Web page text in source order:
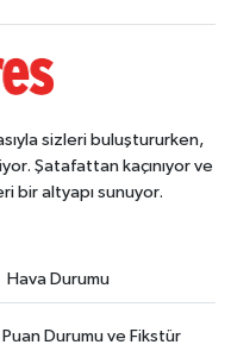
sizleri buluştururken,
Şatafattan kaçınıyor ve
bir altyapı sunuyor.
Hava Durumu
Puan Durumu ve Fikstür